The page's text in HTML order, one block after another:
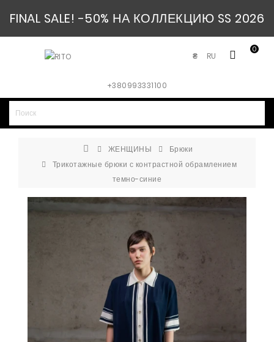
FINAL SALE! -50% НА КОЛЛЕКЦИЮ SS 2026
0
RU
₴
+380993331100
ЖЕНЩИНЫ
Брюки
Трикотажные брюки с контрастной обрамлением
темно-синие